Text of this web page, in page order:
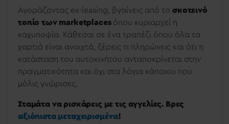
Αγοράζοντας ex-leasing, βγαίνεις από το σκοτεινό
τοπίο των marketplaces όπου κυριαρχεί η
καχυποψία. Κάθεσαι σε ένα τραπέζι όπου όλα τα
χαρτιά είναι ανοιχτά, ξέρεις τι πληρώνεις και ότι η
κατάσταση του αυτοκινήτου ανταποκρίνεται στην
πραγματικότητα και όχι στα λόγια κάποιου που
μόλις γνώρισες.
Σταμάτα να ρισκάρεις με τις αγγελίες. Βρες
αξιόπιστα μεταχειρισμένα!